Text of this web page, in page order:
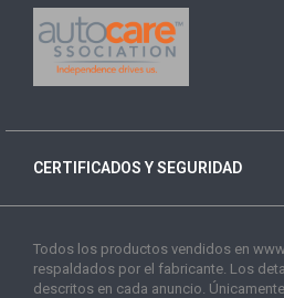
CERTIFICADOS Y SEGURIDAD
Todos los productos vendidos en
respaldados por el fabricante. Los
descritos en cada anuncio.